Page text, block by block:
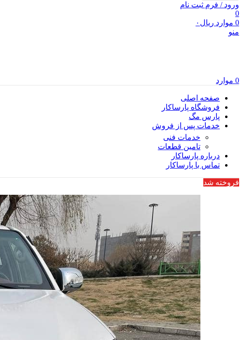
ورود / فرم ثبت نام
0
0 موارد ریال ۰
منو
0 موارد
صفحه اصلی
فروشگاه پارساکار
پارس مگ
خدمات پس از فروش
خدمات فنی
تامین قطعات
درباره پارساکار
تماس با پارساکار
فروخته شد